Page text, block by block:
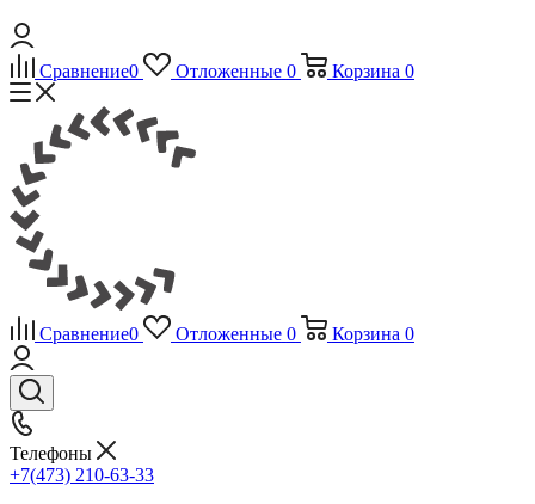
Сравнение0 Отложенные 0 Корзина 0
Сравнение0 Отложенные 0 Корзина 0
Телефоны
+7(473) 210-63-33